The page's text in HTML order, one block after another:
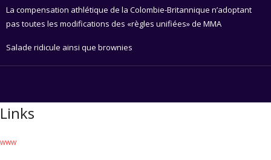
La compensation athlétique de la Colombie-Britannique n’adoptant
pas toutes les modifications des «règles unifiées» de MMA
Salade ridicule ainsi que brownies
Links
www